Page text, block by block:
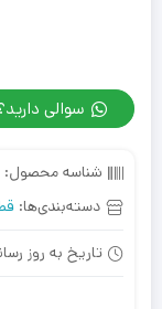
سوالی
شناسه محصول:
دسته‌بندی‌ها:
تاریخ به روز